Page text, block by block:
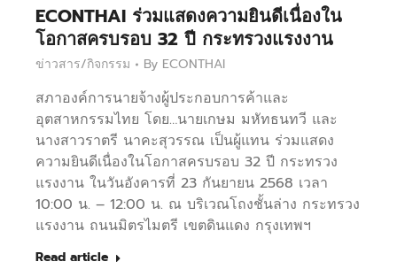
ECONTHAI ร่วมแสดงความยินดีเนื่องใน
โอกาสครบรอบ 32 ปี กระทรวงแรงงาน
ข่าวสาร/กิจกรรม By ECONTHAI
สภาองค์การนายจ้างผู้ประกอบการค้าและ
อุตสาหกรรมไทย โดย…นายเกษม มหัทธนทวี และ
นางสาวราตรี นาคะสุวรรณ เป็นผู้แทน ร่วมแสดง
ความยินดีเนื่องในโอกาสครบรอบ 32 ปี กระทรวง
แรงงาน ในวันอังคารที่ 23 กันยายน 2568 เวลา
10:00 น. – 12:00 น. ณ บริเวณโถงชั้นล่าง กระทรวง
แรงงาน ถนนมิตรไมตรี เขตดินแดง กรุงเทพฯ
Read article